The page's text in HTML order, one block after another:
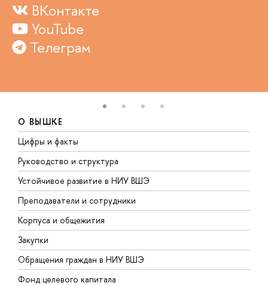
ВКонтакте
YouTube
Телеграм
О ВЫШКЕ
Цифры и факты
Руководство и структура
Устойчивое развитие в НИУ ВШЭ
Преподаватели и сотрудники
Корпуса и общежития
Закупки
Обращения граждан в НИУ ВШЭ
Фонд целевого капитала